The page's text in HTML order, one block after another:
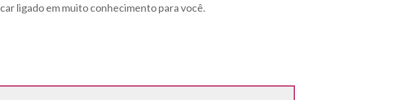
ligado em muito conhecimento para você.